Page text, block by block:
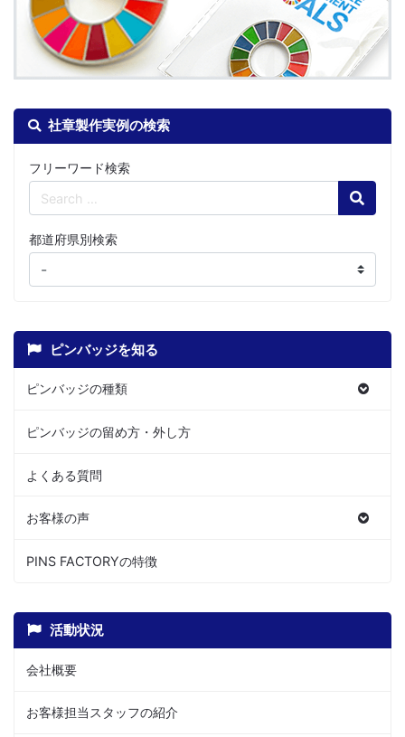
社章製作実例の検索
フリーワード検索
Search
都道府県別検索
ピンバッジを知る
ピンバッジの種類
ピンバッジの留め方・外し方
よくある質問
お客様の声
PINS FACTORYの特徴
活動状況
会社概要
お客様担当スタッフの紹介